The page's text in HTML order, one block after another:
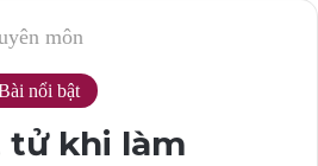
môn
nổi bật
tử khi làm